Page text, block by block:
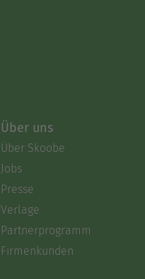
Über uns
Über Skoobe
Jobs
Presse
Verlage
Partnerprogramm
Firmenkunden